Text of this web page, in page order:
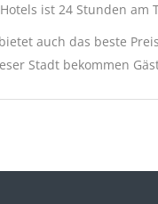
ist 24 Stunden am
auch das beste
Stadt bekommen